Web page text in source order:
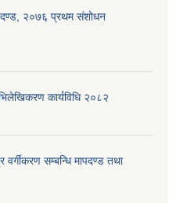
२०७६ प्रथम संशोधन
कार्यविधि २०८२
वर्गीकरण सम्बन्धि मापदण्ड तथा